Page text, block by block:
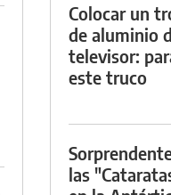
Colocar un
de aluminio
televisor:
este truco
las